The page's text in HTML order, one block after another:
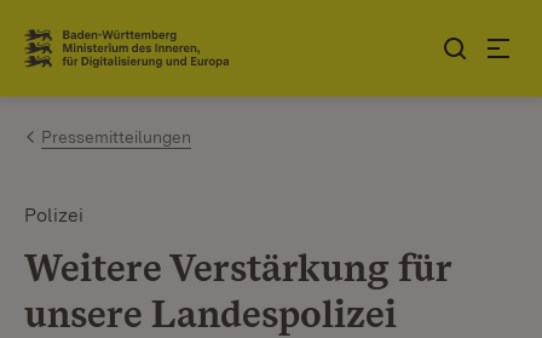
Zum Inhalt springen
Link zur Startseite
Pressemitteilungen
Polizei
Weitere Verstärkung für
unsere Landespolizei